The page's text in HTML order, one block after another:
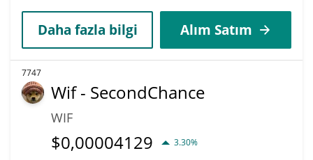
Daha fazla bilgi Alım Satım
7747
Wif - SecondChance
WIF
$0,00004129 3.30%